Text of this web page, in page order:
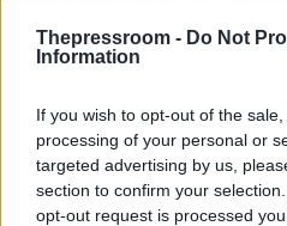
Thepressroom - Do Not
Information
If you wish to opt-out of the
processing of your personal or
targeted advertising by us,
section to confirm your
opt-out request is processed
ΠΟΛΙΤΙΚΗ
02/02/2026 - 20:05
Δημοσκόπηση Alco:
διαφορά ΝΔ-ΠΑΣΟΚ —
οι πολίτες τις
Καρυστιανού